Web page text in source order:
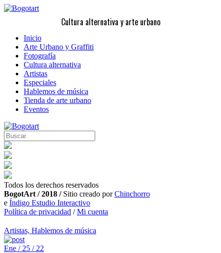
Cultura alternativa y arte urbano
Inicio
Arte Urbano y Graffiti
Fotografía
Cultura alternativa
Artistas
Especiales
Hablemos de música
Tienda de arte urbano
Eventos
Todos los derechos reservados
BogotArt / 2018 /Sitio creado porChinchorro
e Índigo Estudio Interactivo
Política de privacidad /Mi cuenta
Artistas, Hablemos de música
Ene / 25 / 22